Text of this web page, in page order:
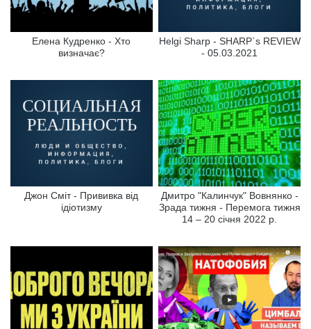
Елена Кудренко - Хто
визначає?
Helgi Sharp - SHARP`s REVIEW
- 05.03.2021
Джон Сміт - Прививка від
ідіотизму
Дмитро "Калинчук" Вовнянко -
Зрада тижня - Перемога тижня
14 – 20 січня 2022 р.